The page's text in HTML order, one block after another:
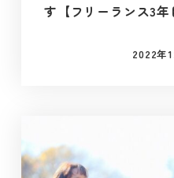
す【フリーランス3年
投稿日
2022年